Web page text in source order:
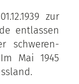
zur
entlassen
schweren-
Mai 1945